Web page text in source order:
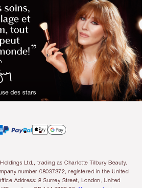
Ltd., trading as Charlotte Tilbury Beauty.
number 08037372, registered in the United
Address: 8 Surrey Street, London, United